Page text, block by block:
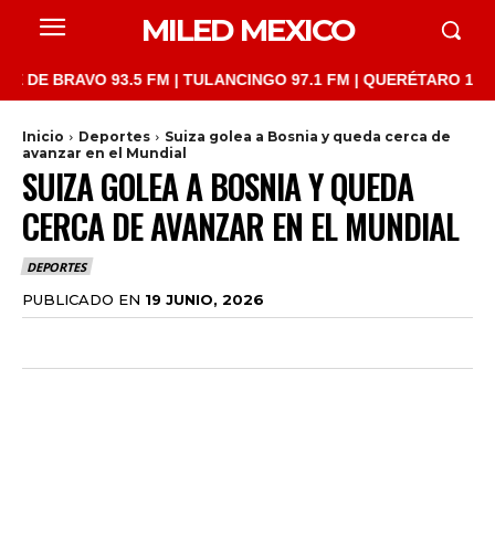
MILED MEXICO
93.5 FM | TULANCINGO 97.1 FM | QUERÉTARO 103.1
Inicio Deportes
Suiza golea a Bosnia y queda cerca de
avanzar en el Mundial
SUIZA GOLEA A BOSNIA Y QUEDA
CERCA DE AVANZAR EN EL MUNDIAL
DEPORTES
PUBLICADO EN 19 JUNIO, 2026